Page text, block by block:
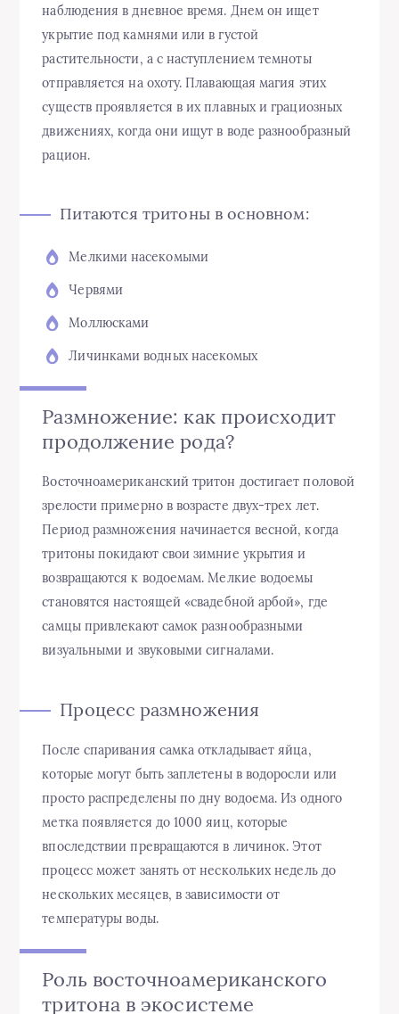
наблюдения в дневное время. Днем он ищет
укрытие под камнями или в густой
растительности, а с наступлением темноты
отправляется на охоту. Плавающая магия этих
существ проявляется в их плавных и грациозных
движениях, когда они ищут в воде разнообразный
рацион.
Питаются тритоны в основном:
Мелкими насекомыми
Червями
Моллюсками
Личинками водных насекомых
Размножение: как происходит
продолжение рода?
Восточноамериканский тритон достигает половой
зрелости примерно в возрасте двух-трех лет.
Период размножения начинается весной, когда
тритоны покидают свои зимние укрытия и
возвращаются к водоемам. Мелкие водоемы
становятся настоящей «свадебной арбой», где
самцы привлекают самок разнообразными
визуальными и звуковыми сигналами.
Процесс размножения
После спаривания самка откладывает яйца,
которые могут быть заплетены в водоросли или
просто распределены по дну водоема. Из одного
метка появляется до 1000 яиц, которые
впоследствии превращаются в личинок. Этот
процесс может занять от нескольких недель до
нескольких месяцев, в зависимости от
температуры воды.
Роль восточноамериканского
тритона в экосистеме